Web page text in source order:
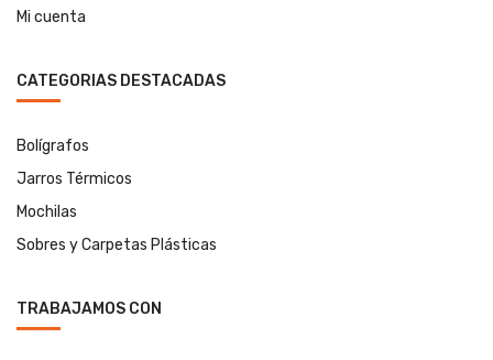
Mi cuenta
CATEGORIAS DESTACADAS
Bolígrafos
Jarros Térmicos
Mochilas
Sobres y Carpetas Plásticas
TRABAJAMOS CON